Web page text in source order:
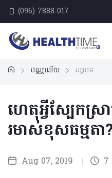
(096) 7888-017
បណ្ណាល័យ អត្ថបទ
ហេតុអ្វីស្បែកស្
រមាស់ខុសធម្មតា
Aug 07, 2019 | 7